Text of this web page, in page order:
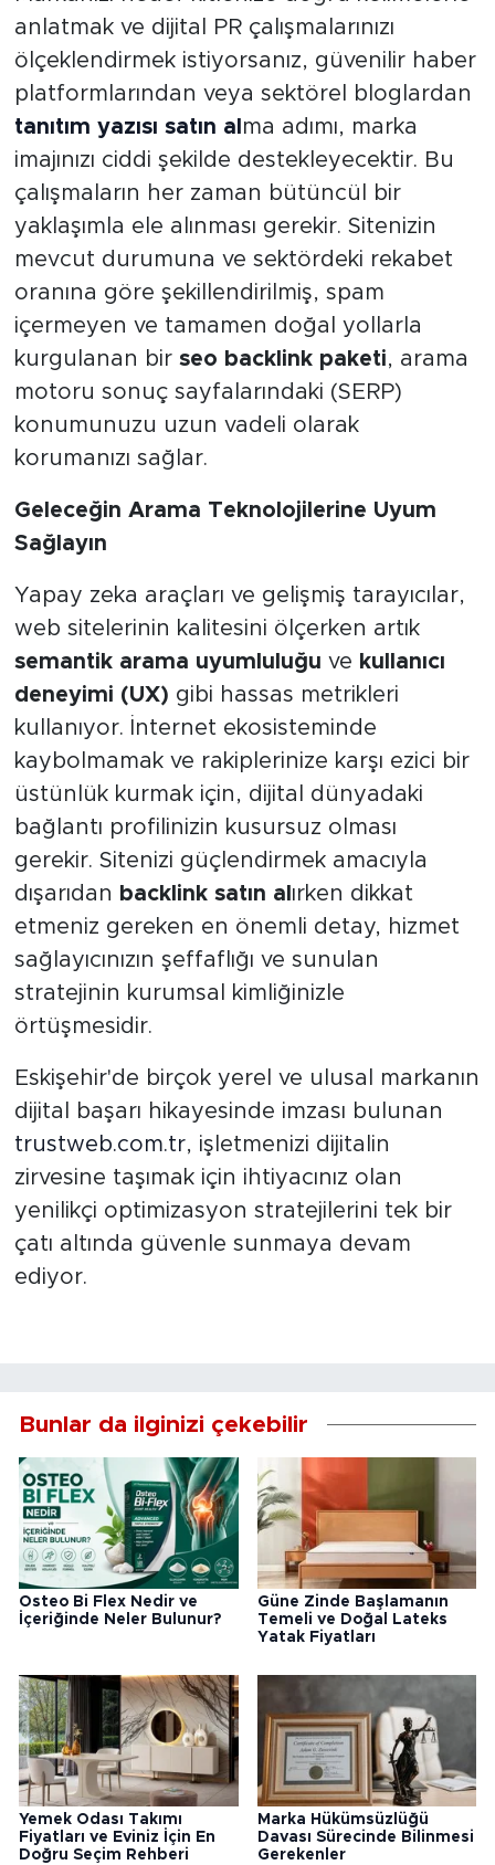
anlatmak ve dijital PR çalışmalarınızı
ölçeklendirmek istiyorsanız, güvenilir haber
platformlarından veya sektörel bloglardan
tanıtım yazısı satın al ma adımı, marka
imajınızı ciddi şekilde destekleyecektir. Bu
çalışmaların her zaman bütüncül bir
yaklaşımla ele alınması gerekir. Sitenizin
mevcut durumuna ve sektördeki rekabet
oranına göre şekillendirilmiş, spam
içermeyen ve tamamen doğal yollarla
kurgulanan bir seo backlink paketi, arama
motoru sonuç sayfalarındaki (SERP)
konumunuzu uzun vadeli olarak
korumanızı sağlar.
Geleceğin Arama Teknolojilerine Uyum
Sağlayın
Yapay zeka araçları ve gelişmiş tarayıcılar,
web sitelerinin kalitesini ölçerken artık
semantik arama uyumluluğu ve kullanıcı
deneyimi (UX) gibi hassas metrikleri
kullanıyor. İnternet ekosisteminde
kaybolmamak ve rakiplerinize karşı ezici bir
üstünlük kurmak için, dijital dünyadaki
bağlantı profilinizin kusursuz olması
gerekir. Sitenizi güçlendirmek amacıyla
dışarıdan backlink satın al ırken dikkat
etmeniz gereken en önemli detay, hizmet
sağlayıcınızın şeffaflığı ve sunulan
stratejinin kurumsal kimliğinizle
örtüşmesidir.
Eskişehir'de birçok yerel ve ulusal markanın
dijital başarı hikayesinde imzası bulunan
trustweb.com.tr, işletmenizi dijitalin
zirvesine taşımak için ihtiyacınız olan
yenilikçi optimizasyon stratejilerini tek bir
çatı altında güvenle sunmaya devam
ediyor.
Bunlar da ilginizi çekebilir
Osteo Bi Flex Nedir ve
İçeriğinde Neler Bulunur?
Güne Zinde Başlamanın
Temeli ve Doğal Lateks
Yatak Fiyatları
Yemek Odası Takımı
Fiyatları ve Eviniz İçin En
Doğru Seçim Rehberi
Marka Hükümsüzlüğü
Davası Sürecinde Bilinmesi
Gerekenler